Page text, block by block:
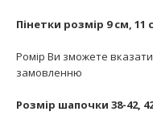
Пінетки розмір 9 см, 11
Ромір Ви зможете
замовленню
Розмір шапочки 38-42,